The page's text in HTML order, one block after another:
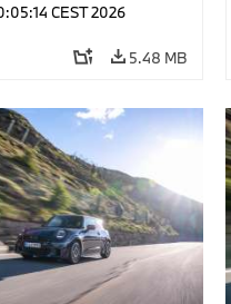
CEST 2026
5.48 MB